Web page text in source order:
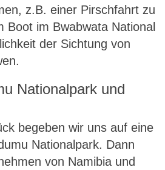
z.B. einer Pirschfahrt zu
Boot im Bwabwata National
der Sichtung von
Nationalpark und
begeben wir uns auf eine
Nationalpark. Dann
von Namibia und